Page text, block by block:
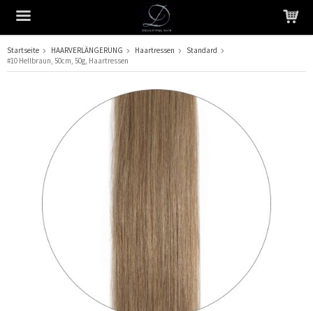
Das Produkt wurde in Ihren Warenkorb gelegt
Startseite HAARVERLÄNGERUNG Haartressen
Standard
#10 Hellbraun, 50cm, 50g, Haartressen